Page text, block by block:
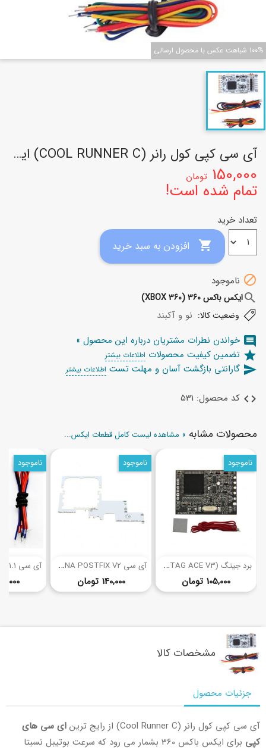
100% شباهت عکس با محصول ارسالی
آی سی کپی کول رانر (COOL RUNNER C) ایکس باکس 360
150,000 تومان
تمام شده است!
تعداد خرید

 ناموجود
searchایکس باکس 360 (XBOX 360)
وضعیت کالا: نو و آکبند
comment خواندن نطرات مشتریان درباره این محصول »
star تضمین کیفیت محصولات اطلاعات بیشتر
send گارانتی بازگشت آسان و مهلت تست اطلاعات بیشتر
code کد محصول: 531
محصولات مشابه » مشاهده لیست کامل قطعات ایکس...
ب
رد جیتگ (JTAG ACE V3) ایکس باکس 360
قیمت 105,000 تومان
ناموجود
آ
ی سی CORONA POSTFIX V2 ایکس باکس 360
قیمت 140,000 تومان
ناموجود
84,000
ناموجود
مشخصات کالا
جزئیات محصول
آی سی کپی کول رانر (Cool Runner C) از رایج ترین
ای سی های
کپی
برای ایکس باکس 360 بشمار می رود که سرعت بوتیبل نسبتا